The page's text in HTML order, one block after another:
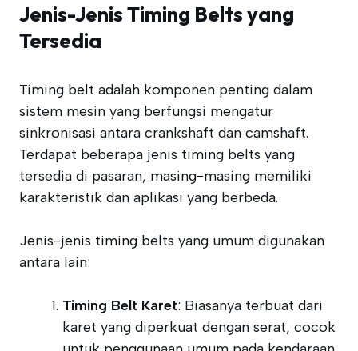
Jenis-Jenis Timing Belts yang
Tersedia
Timing belt adalah komponen penting dalam
sistem mesin yang berfungsi mengatur
sinkronisasi antara crankshaft dan camshaft.
Terdapat beberapa jenis timing belts yang
tersedia di pasaran, masing-masing memiliki
karakteristik dan aplikasi yang berbeda.
Jenis-jenis timing belts yang umum digunakan
antara lain:
Timing Belt Karet: Biasanya terbuat dari
karet yang diperkuat dengan serat, cocok